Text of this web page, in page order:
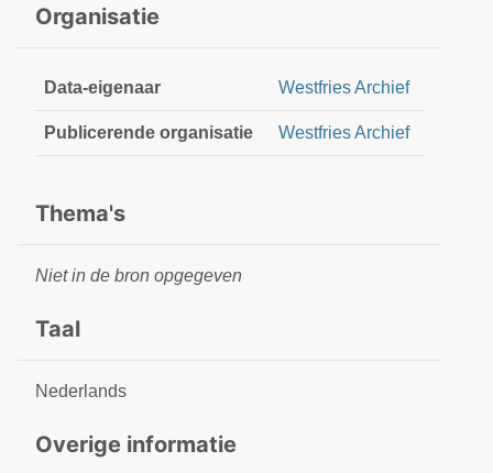
Organisatie
Data-eigenaar Westfries Archief
Publicerende organisatie Westfries Archief
Thema's
Niet in de bron opgegeven
Taal
Nederlands
Overige informatie